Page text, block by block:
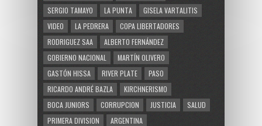
SERGIO TAMAYO
LA PUNTA
GISELA VARTALITIS
VIDEO
LA PEDRERA
COPA LIBERTADORES
RODRIGUEZ SAA
ALBERTO FERNÁNDEZ
GOBIERNO NACIONAL
MARTÍN OLIVERO
GASTÓN HISSA
RIVER PLATE
PASO
RICARDO ANDRÉ BAZLA
KIRCHNERISMO
BOCA JUNIORS
CORRUPCION JUSTICIA
SALUD
PRIMERA DIVISION
ARGENTINA